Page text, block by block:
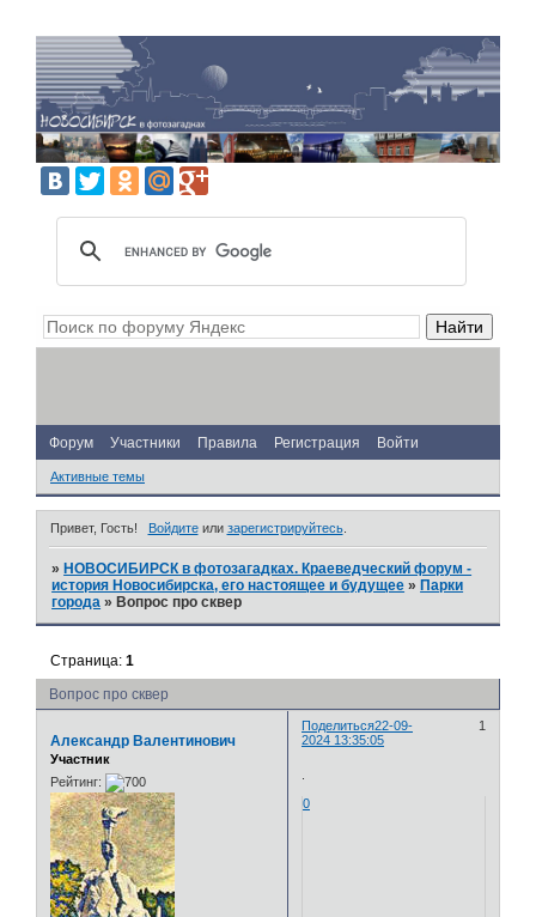
Форум Участники Правила Регистрация Войти
Активные темы
Привет, Гость! Войдитеили зарегистрируйтесь.
» НОВОСИБИРСК в фотозагадках. Краеведческий форум -
история Новосибирска, его настоящее и будущее » Парки
города » Вопрос про сквер
Вопрос про сквер
Страница:1
Поделиться 1
22-09-
2024 13:35:05
Александр Валентинович
Участник
Рейтинг:
0